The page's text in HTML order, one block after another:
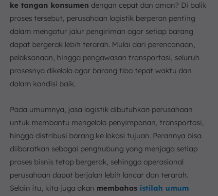
ke tangan konsumen dengan cepat dan aman? Di balik
proses tersebut, perusahaan logistik berperan penting
dalam mengatur jalur pengiriman agar setiap barang
dapat bergerak lebih terarah. Mulai dari perencanaan,
pelaksanaan, hingga pengawasan transportasi, seluruh
prosesnya dikelola agar barang tiba tepat waktu dan
dalam kondisi baik.
Pada umumnya, jasa logistik dibutuhkan perusahaan
untuk membantu mengelola penyimpanan, transportasi,
hingga distribusi barang ke lokasi tujuan. Perannya bisa
diibaratkan sebagai penghubung yang menjaga setiap
proses bisnis tetap bergerak, sehingga operasional
perusahaan dapat berjalan lebih lancar dan terarah.
Selain itu, kita juga akan membahas istilah umum